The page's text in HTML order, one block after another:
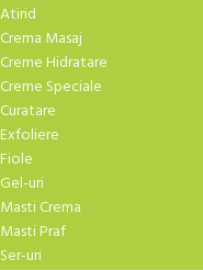
Atirid
Crema Masaj
Creme Hidratare
Creme Speciale
Curatare
Exfoliere
Fiole
Gel-uri
Masti Crema
Masti Praf
Ser-uri